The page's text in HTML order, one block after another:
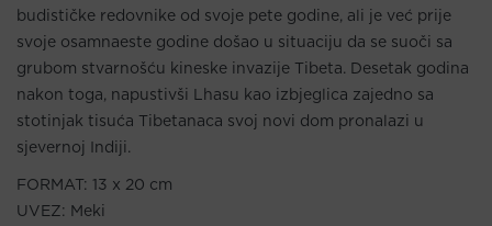
budističke redovnike od svoje pete godine, ali je već prije
svoje osamnaeste godine došao u situaciju da se suoči sa
grubom stvarnošću kineske invazije Tibeta. Desetak godina
nakon toga, napustivši Lhasu kao izbjeglica zajedno sa
stotinjak tisuća Tibetanaca svoj novi dom pronalazi u
sjevernoj Indiji.
FORMAT: 13 x 20 cm
UVEZ: Meki